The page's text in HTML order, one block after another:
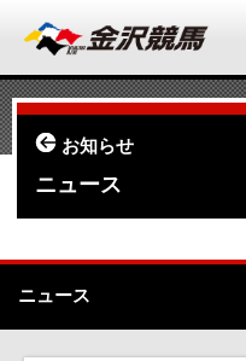
お知らせ
ニュース
ニュース